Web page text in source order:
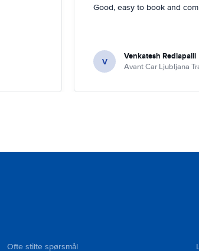
Good, easy to book and
V Venkatesh Redlapalli
Avant Car Ljubljana
Ofte stilte spørsmål